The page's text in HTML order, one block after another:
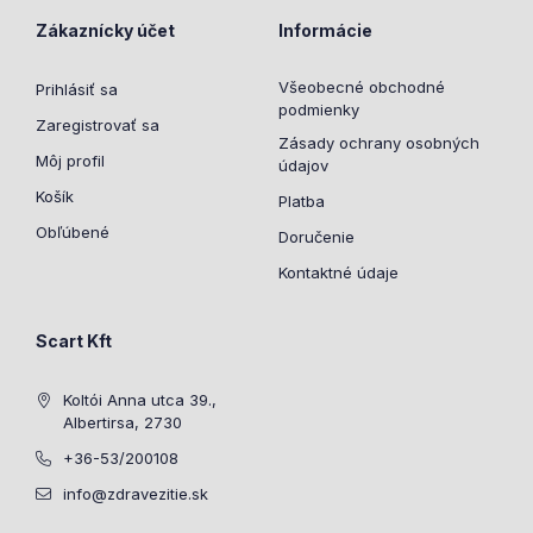
Zákaznícky účet
Prihlásiť sa
Zaregistrovať sa
Môj profil
Košík
Obľúbené
Informácie
Všeobecné obchodné
podmienky
Zásady ochrany osobných
údajov
Platba
Doručenie
Kontaktné údaje
Scart Kft
Koltói Anna utca 39.,
Albertirsa, 2730
+36-53/200108
info@zdravezitie.sk